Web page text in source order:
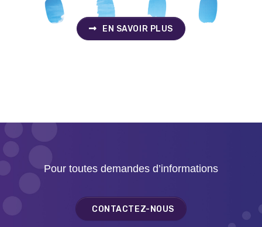
EN SAVOIR PLUS
Pour toutes demandes d’informations
CONTACTEZ-NOUS